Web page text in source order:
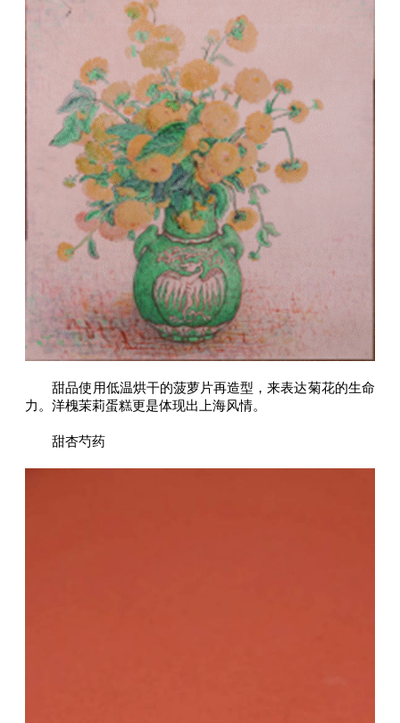
甜品使用低温烘干的菠萝片再造型，来表达菊花的生命
力。洋槐茉莉蛋糕更是体现出上海风情。
甜杏芍药